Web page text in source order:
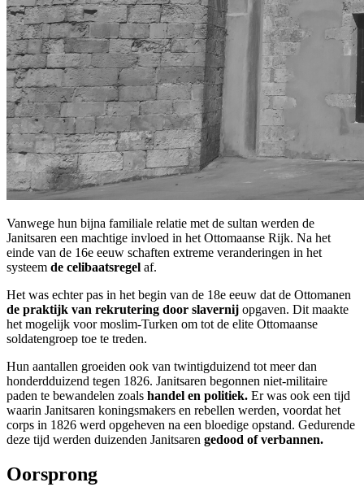
Vanwege hun bijna familiale relatie met de sultan werden de
Janitsaren een machtige invloed in het Ottomaanse Rijk. Na het
einde van de 16e eeuw schaften extreme veranderingen in het
systeem de celibaatsregel af.
Het was echter pas in het begin van de 18e eeuw dat de Ottomanen
de praktijk van rekrutering door slavernij opgaven. Dit maakte
het mogelijk voor moslim-Turken om tot de elite Ottomaanse
soldatengroep toe te treden.
Hun aantallen groeiden ook van twintigduizend tot meer dan
honderdduizend tegen 1826. Janitsaren begonnen niet-militaire
paden te bewandelen zoals handel en politiek. Er was ook een tijd
waarin Janitsaren koningsmakers en rebellen werden, voordat het
corps in 1826 werd opgeheven na een bloedige opstand. Gedurende
deze tijd werden duizenden Janitsaren gedood of verbannen.
Oorsprong